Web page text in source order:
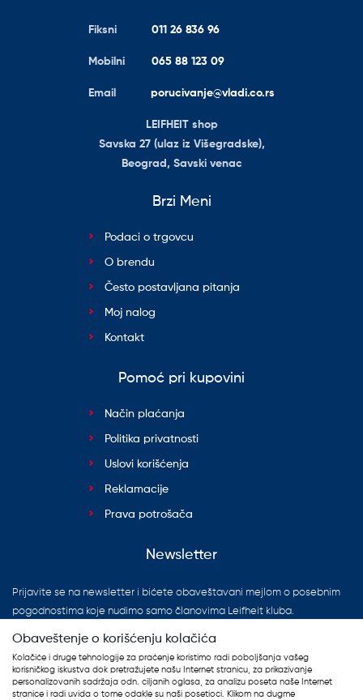
Fiksni 011 26 836 96
Mobilni 065 88 123 09
Email porucivanje@vladi.co.rs
LEIFHEIT shop
Savska 27 (ulaz iz Višegradske),
Beograd, Savski venac
Brzi Meni
Podaci o trgovcu
O brendu
Često postavljana pitanja
Moj nalog
Kontakt
Pomoć pri kupovini
Način plaćanja
Politika privatnosti
Uslovi korišćenja
Reklamacije
Prava potrošača
Newsletter
Prijavite se na newsletter i bićete obaveštavani mejlom o posebnim
pogodnostima koje nudimo samo članovima Leifheit kluba.
Obaveštenje o korišćenju kolačića
Kolačiće i druge tehnologije za praćenje koristimo radi poboljšanja vašeg
korisničkog iskustva dok pretražujete našu Internet stranicu, za prikazivanje
personalizovanih sadržaja odn. ciljanih oglasa, za analizu poseta naše Internet
stranice i radi uvida o tome odakle su naši posetioci. Klikom na dugme